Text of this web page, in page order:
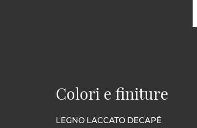
Colori e finiture
LEGNO LACCATO DECAPÉ